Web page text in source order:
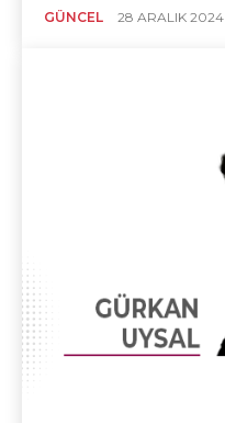
GÜNCEL 28 ARALIK 2024